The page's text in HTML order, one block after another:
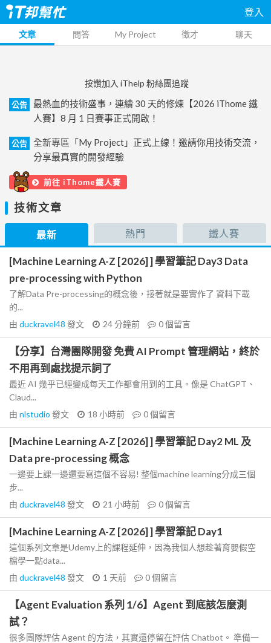
登入
文章 問答 My Project 徵才 聊天
按讚加入 iThelp 粉絲團追蹤
公告
最熱血的技術盛事，連續 30 天的修煉【2026 iThome 鐵
人賽】8 月 1 日賽事正式開啟！
公告
全新專區「My Project」正式上線！邀請你用技術交流，
分享最真實的開發經驗
前往 iThome鐵人賽
技術文章
最新 熱門 鐵人賽
[Machine Learning A-Z [2026] ] 學習筆記 Day3 Data
pre-processing with Python
了解Data Pre-processing的概念後，接著就是要實作了 資料下載
的...
由 duckravel48 發文 24 分鐘前 0個留言
【分享】台灣團隊開發 免費 AI Prompt 管理網站，終於
不用再到處找提示詞了
最近 AI 幾乎已經變成每天工作都會用到的工具。像是 ChatGPT、
Claud...
由 nlstudio 發文 18 小時前 0個留言
[Machine Learning A-Z [2026] ] 學習筆記 Day2 ML 及
Data pre-processing 概念
一邊要上課一邊還要寫這個不容易! 整個machine learning分成三個
步...
由 duckravel48 發文 21 小時前 0個留言
[Machine Learning A-Z [2026] ] 學習筆記 Day1
這個系列文章是Udemy上的課程延伸，因為我個人想趁著育嬰假空
檔學一點data...
由 duckravel48 發文 1 天前 0個留言
【Agent Evaluation 系列 1/6】Agent 到底該怎麼測
試？
很多團隊評估 Agent 的方法，其實還停留在評估 Chatbot。 準備一